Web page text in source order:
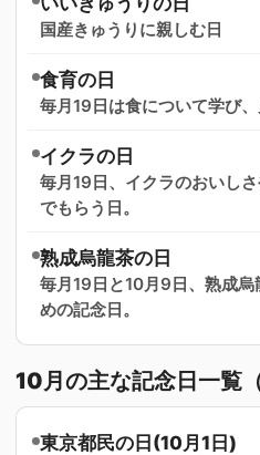
国産きゅうりに親しむ日
食育の日
毎月19日は食について学び、
イクラの日
毎月19日、イクラのおいし
でもらう日。
熟成烏龍茶の日
毎月19日と10月9日、熟成
めの記念日。
10月の主な記念日一覧
東京都民の日(10月1日)